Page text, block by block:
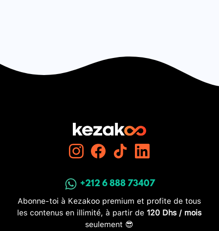
+212 6 888 73407
Abonne-toi à Kezakoo premium et profite de tous
les contenus en illimité, à partir de 120 Dhs / mois
seulement 😎